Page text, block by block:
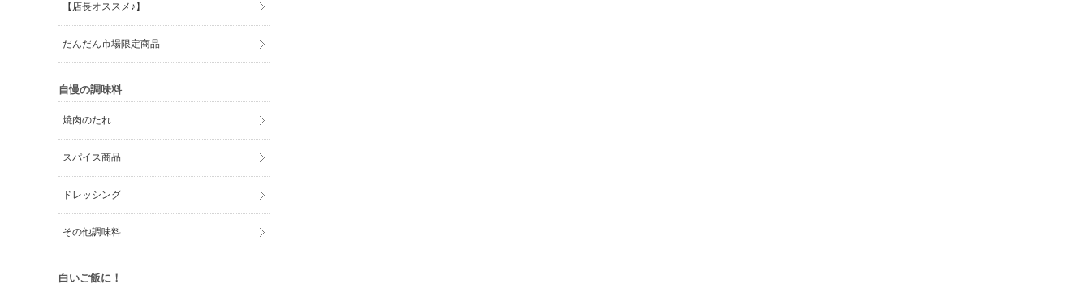
【店長オススメ♪】
だんだん市場限定商品
自慢の調味料
焼肉のたれ
スパイス商品
ドレッシング
その他調味料
白いご飯に！